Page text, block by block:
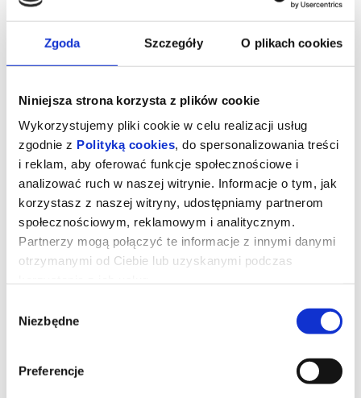
Zgoda Szczegóły O plikach cookies
Niniejsza strona korzysta z plików cookie
Wykorzystujemy pliki cookie w celu realizacji usług
zgodnie z Polityką cookies, do spersonalizowania treści
i reklam, aby oferować funkcje społecznościowe i
analizować ruch w naszej witrynie. Informacje o tym, jak
korzystasz z naszej witryny, udostępniamy partnerom
społecznościowym, reklamowym i analitycznym.
Partnerzy mogą połączyć te informacje z innymi danymi
otrzymanymi od Ciebie lub uzyskanymi podczas
zgody
Niezbędne
Preferencje
DIABEŁ UBIERA SIĘ U PRADY 2 2D
NAPISY
kinowa znajduje się w szkole TWP ul. Kraszewskiego 8A
Miranda Priestly walczy ze swoją byłą asystentką Emily - a